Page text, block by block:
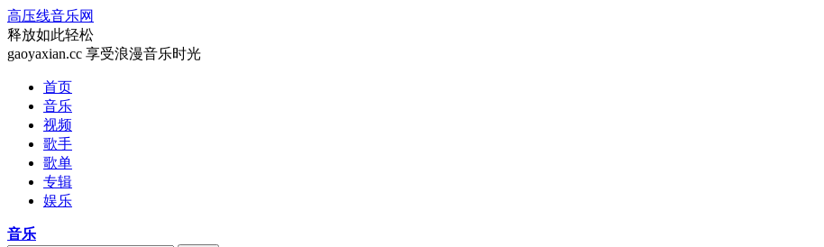
高压线音乐网
释放如此轻松
gaoyaxian.cc 享受浪漫音乐时光
首页
音乐
视频
歌手
歌单
专辑
娱乐
音乐